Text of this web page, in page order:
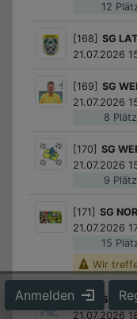
12
[168] SG LATHEN/
21.07.2026
8
[169] SG
21.07.2026
9
[170] SG
21.07.2026
15
[171] SG NORDHÜMMLING
21.07.2026
Wir
[172]
SG SÖGEL
21.07.2026
Anmelden